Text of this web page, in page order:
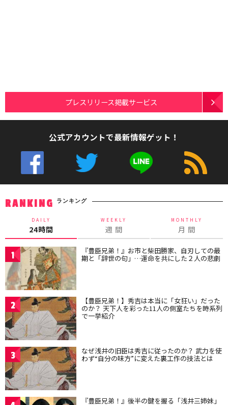
プレスリリース掲載サービス
公式アカウントで最新情報ゲット！
RANKING ランキング
DAILY
24時間
WEEKLY
週 間
MONTHLY
月 間
1 『豊臣兄弟！』お市と柴田勝家、自刃しての最
期と「辞世の句」…運命を共にした２人の悲劇
2 【豊臣兄弟！】秀吉は本当に「女狂い」だった
のか？ 天下人を彩った11人の側室たちを時系列
で一挙紹介
3 なぜ浅井の旧臣は秀吉に従ったのか？ 武力を使
わず“自分の味方”に変えた裏工作の技法とは
『豊臣兄弟！』後半の鍵を握る「浅井三姉妹」